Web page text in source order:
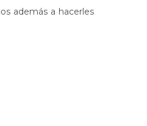
además a hacerles